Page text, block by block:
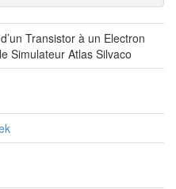
Transistor à un Electron
Simulateur Atlas Silvaco